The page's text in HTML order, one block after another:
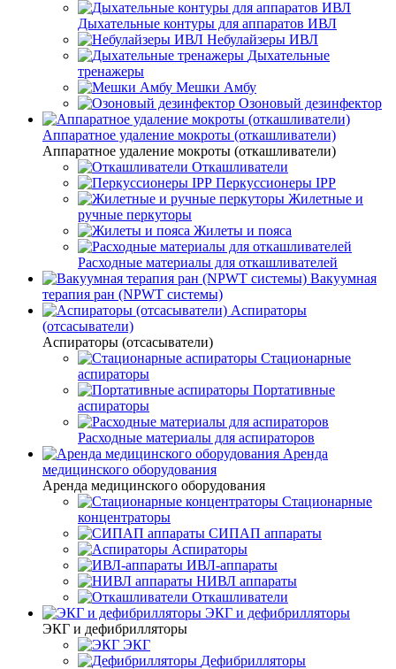
Дыхательные контуры для аппаратов ИВЛ
Небулайзеры ИВЛ
Дыхательные
тренажеры
Мешки Амбу
Озоновый дезинфектор
Аппаратное удаление мокроты (откашливатели)
Аппаратное удаление мокроты (откашливатели)
Откашливатели
Перкуссионеры IPP
Жилетные и
ручные перкуторы
Жилеты и пояса
Расходные материалы для откашливателей
Вакуумная
терапия ран (NPWT системы)
Аспираторы
(отсасыватели)
Аспираторы (отсасыватели)
Стационарные
аспираторы
Портативные
аспираторы
Расходные материалы для аспираторов
Аренда
медицинского оборудования
Аренда медицинского оборудования
Стационарные
концентраторы
СИПАП аппараты
Аспираторы
ИВЛ-аппараты
НИВЛ аппараты
Откашливатели
ЭКГ и дефибрилляторы
ЭКГ и дефибрилляторы
ЭКГ
Дефибрилляторы